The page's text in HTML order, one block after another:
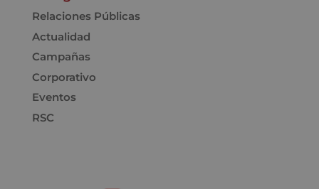
Relaciones Públicas
Actualidad
Campañas
Corporativo
Eventos
RSC